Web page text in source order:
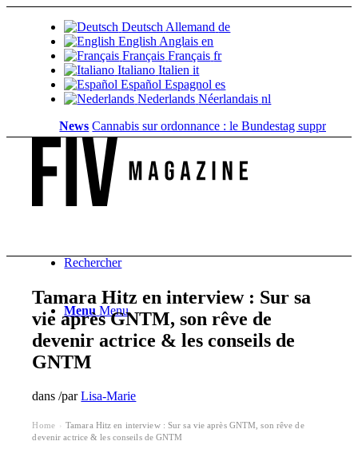
Deutsch Allemand de
English Anglais en
Français Français fr
Italiano Italien it
Español Espagnol es
Nederlands Néerlandais nl
News Cannabis sur ordonnance : le Bundestag supprime...
Rechercher
Menu Menu
Tamara Hitz en interview : Sur sa
vie après GNTM, son rêve de
devenir actrice & les conseils de
GNTM
dans/parLisa-Marie
Home
Tamara Hitz en interview : Sur sa vie après GNTM, son rêve de
devenir actrice & les conseils de GNTM